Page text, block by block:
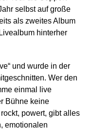
selbst auf große
als zweites Album
hinterher
und wurde in der
Wer den
einmal live
Bühne keine
powert, gibt alles
emotionalen